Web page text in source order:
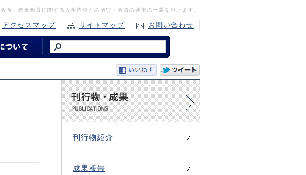
教養、教養教育に関する大学内外との研究・教育の連携の一翼を担います。
アクセスマップ サイトマップ お問い合わせ
刊行物紹介
成果報告